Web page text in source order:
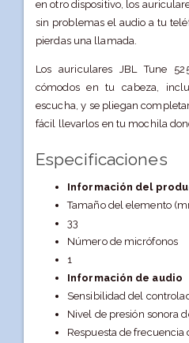
en otro dispositivo, los
sin problemas el audio a tu
pierdas una llamada.
Los auriculares JBL Tune
cómodos en tu cabeza,
escucha, y se pliegan
fácil llevarlos en tu mochila
Especificaciones
Información del
Tamaño del elemento
33
Número de micrófonos
1
Información de audio
Sensibilidad del
Nivel de presión sonora
Respuesta de frecuencia